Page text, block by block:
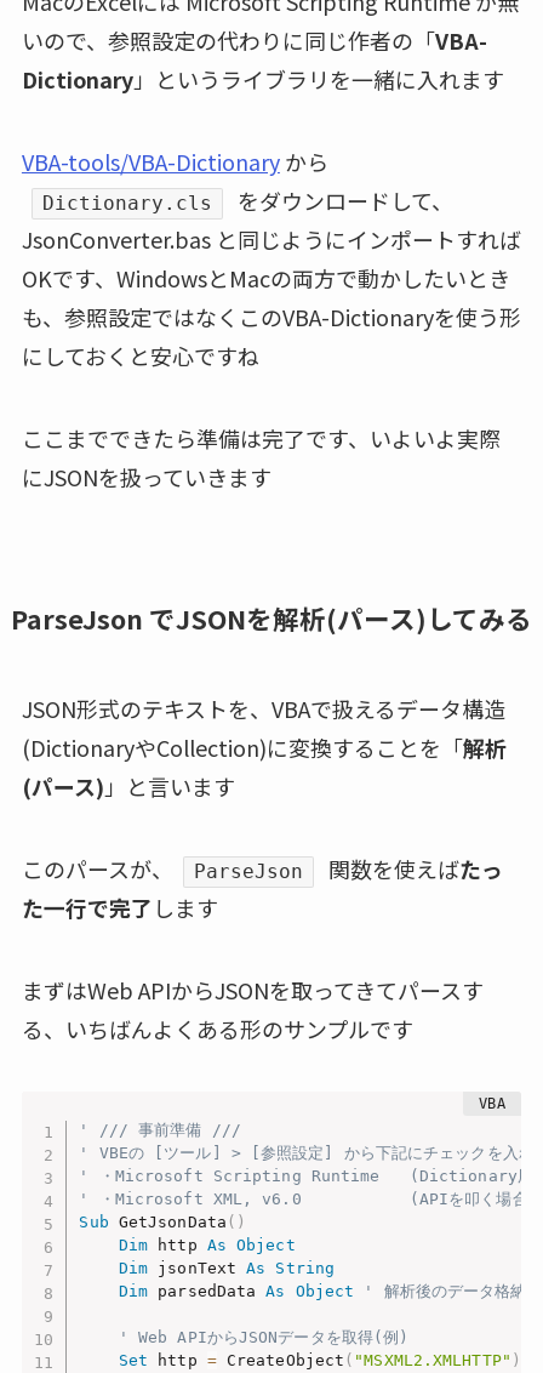
いので、参照設定の代わりに同じ作者の「VBA-
Dictionary」というライブラリを一緒に入れます
VBA-tools/VBA-Dictionaryから
Dictionary.cls
をダウンロードして、
JsonConverter.bas と同じようにインポートすれば
OKです、WindowsとMacの両方で動かしたいとき
も、参照設定ではなくこのVBA-Dictionaryを使う形
にしておくと安心ですね
ここまでできたら準備は完了です、いよいよ実際
にJSONを扱っていきます
ParseJson でJSONを解析(パース)してみる
JSON形式のテキストを、VBAで扱えるデータ構造
(DictionaryやCollection)に変換することを「解析
(パース) 」と言います
このパースが、 ParseJson 関数を使えばたっ
た一行で完了 します
まずはWeb APIからJSONを取ってきてパースす
る、いちばんよくある形のサンプルです
' /// 事前準備 ///
' VBEの [ツール] > [参照設定] から下記にチェックを入れ
' ・Microsoft Scripting Runtime   (Dictionary用、
' ・Microsoft XML, v6.0           (APIを叩く場合)
Sub GetJsonData ( )
Dim http As
Object
Dim jsonText As
String
Dim parsedData As Object ' 解析後のデータ格納用
' Web APIからJSONデータを取得(例)
Set http = CreateObject ( "MSXML2.XMLHTTP" )